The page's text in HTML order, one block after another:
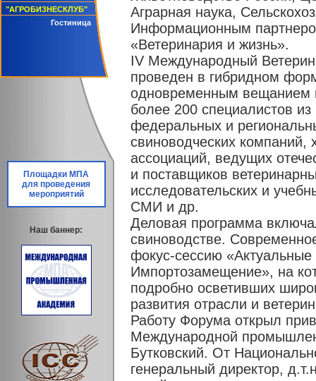
"АГРОБИЗНЕСКЛУБ"
Гостиница
Площадки МПА
для проведения
мероприятий
Наш баннер:
Аграрная наука,
Информационным
«Ветеринария и жизнь».
IV Международный
проведен в гибридном
одновременным вещанием
более 200 специалистов
федеральных и
свиноводческих компаний,
ассоциаций, ведущих
и поставщиков
исследовательских и
СМИ и др.
Деловая программа
свиноводстве.
фокус-сессию
Импортозамещение», на
подробно осветивших
развития отрасли и
Работу Форума открыл
Международной
Бутковский. От
генеральный директор,